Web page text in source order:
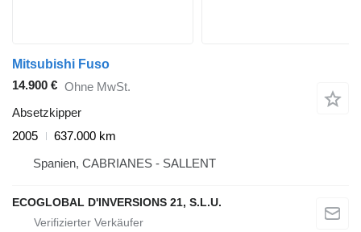
Mitsubishi Fuso
14.900 € Ohne MwSt.
Absetzkipper
2005
637.000 km
Spanien, CABRIANES - SALLENT
ECOGLOBAL D'INVERSIONS 21, S.L.U.